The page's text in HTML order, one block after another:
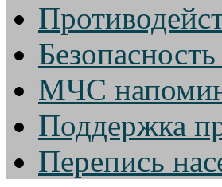
МЧС
Поддержка
Перепись